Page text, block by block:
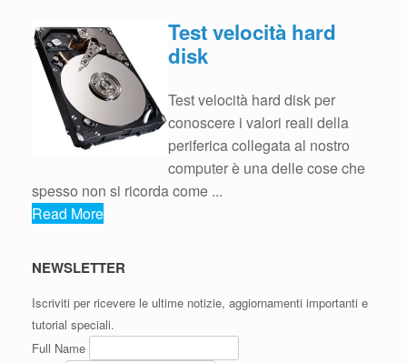
Test velocità hard
disk
Test velocità hard disk per
conoscere i valori reali della
periferica collegata al nostro
computer è una delle cose che
spesso non si ricorda come ...
Read More
NEWSLETTER
Iscriviti per ricevere le ultime notizie, aggiornamenti importanti e
tutorial speciali.
Full Name